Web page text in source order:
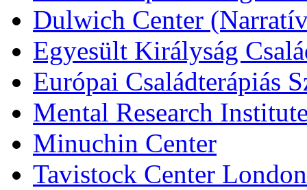
Dulwich Center
Egyesült Királyság
Európai Családterápiás
Mental Research
Minuchin Center
Tavistock Center London